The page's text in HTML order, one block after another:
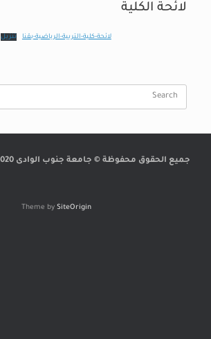
لائحة الكلية
لائحة-كلية-التربية-الرياضية-بقنا تنزيل
Search
جميع الحقوق محفوظة © جامعة جنوب الوادى 2020
Theme by SiteOrigin